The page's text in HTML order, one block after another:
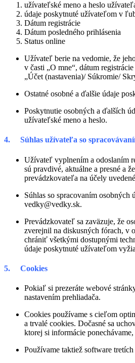
užívateľské meno a heslo
údaje poskytnuté užívateľom v
Dátum registrácie
Dátum posledného prihlásenia
Status online
Užívateľ berie na vedomie, že
v časti „O mne“, dátum
„Účet (nastavenia)/ Súkromie/
Ostatné osobné a ďalšie údaje
Poskytnutie osobných a ďalších
užívateľské meno a heslo.
4. Súhlas užívateľa so
Užívateľ vyplnením a odoslaním
sú pravdivé, aktuálne a presné a
prevádzkovateľa na účely
Súhlas so spracovaním
vedky@vedky.sk.
Prevádzkovateľ sa zaväzuje, že
zverejnil na diskusných fórach, v
chrániť všetkými dostupnými
údaje poskytnuté užívateľom
5. Cookies
Pokiaľ si prezeráte webové
nastavením prehliadača.
Cookies používame s cieľom
a trvalé cookies. Dočasné sa
ktorej si informácie
Používame taktiež software